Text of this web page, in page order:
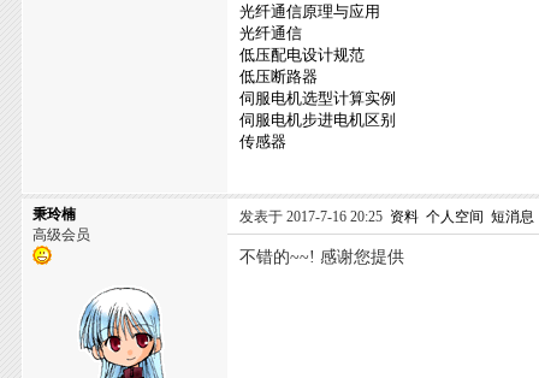
光纤通信原理与应用
光纤通信
低压配电设计规范
低压断路器
伺服电机选型计算实例
伺服电机步进电机区别
传感器
秉玲楠
高级会员
发表于 2017-7-16 20:25 资料 个人空间 短消息
不错的~~! 感谢您提供